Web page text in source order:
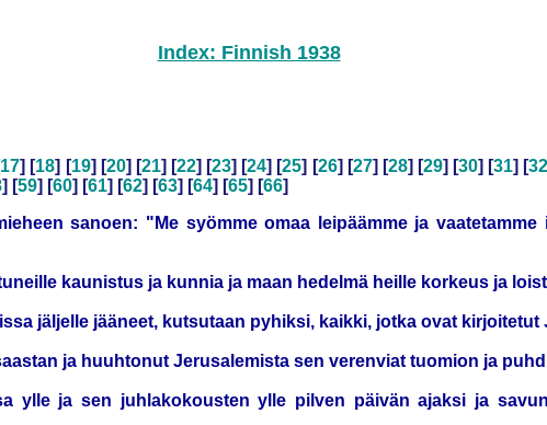
Index: Finnish 1938
17] [18] [19] [20] [21] [22] [23] [24] [25] [26] [27] [28] [29] [30] [31] [
] [59] [60] [61] [62] [63] [64] [65] [66]
sanoen: "Me syömme omaa leipäämme ja
kaunistus ja kunnia ja maan hedelmä heille korkeus ja
jäljelle jääneet, kutsutaan pyhiksi, kaikki, jotka ovat
ja huuhtonut Jerusalemista sen verenviat tuomion ja
ylle ja sen juhlakokousten ylle pilven päivän ajaksi ja